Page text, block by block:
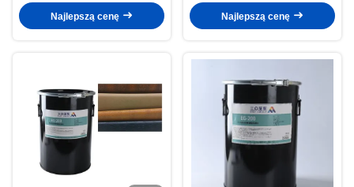
Najlepszą cenę
Najlepszą cenę